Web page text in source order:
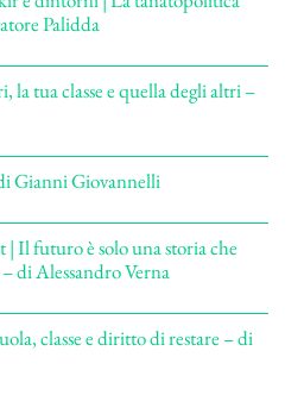
Palidda
la tua classe e quella degli altri –
Gianni Giovannelli
Il futuro è solo una storia che
di Alessandro Verna
classe e diritto di restare – di